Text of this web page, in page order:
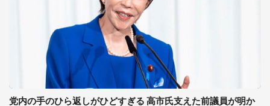
党内の手のひら返しがひどすぎる 高市氏支えた前議員が明か